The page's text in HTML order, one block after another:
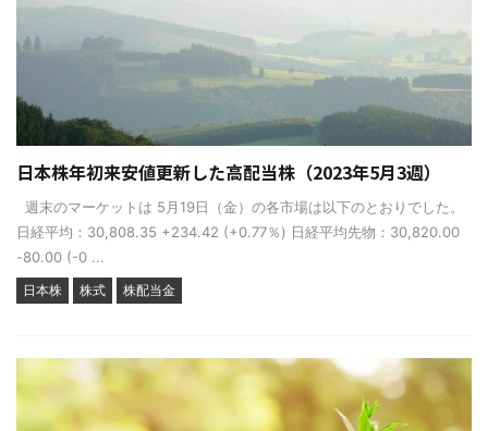
日本株年初来安値更新した高配当株（2023年5月3週）
週末のマーケットは 5月19日（金）の各市場は以下のとおりでした。
日経平均：30,808.35 +234.42 (+0.77％) 日経平均先物：30,820.00
-80.00 (-0 ...
日本株 株式 株配当金